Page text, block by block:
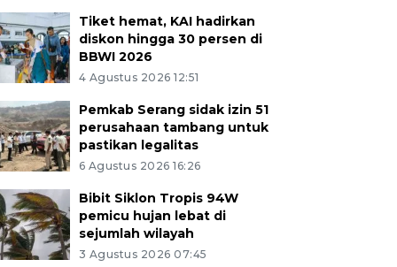
Tiket hemat, KAI hadirkan
diskon hingga 30 persen di
BBWI 2026
4 Agustus 2026 12:51
Pemkab Serang sidak izin 51
perusahaan tambang untuk
pastikan legalitas
6 Agustus 2026 16:26
Bibit Siklon Tropis 94W
pemicu hujan lebat di
sejumlah wilayah
3 Agustus 2026 07:45